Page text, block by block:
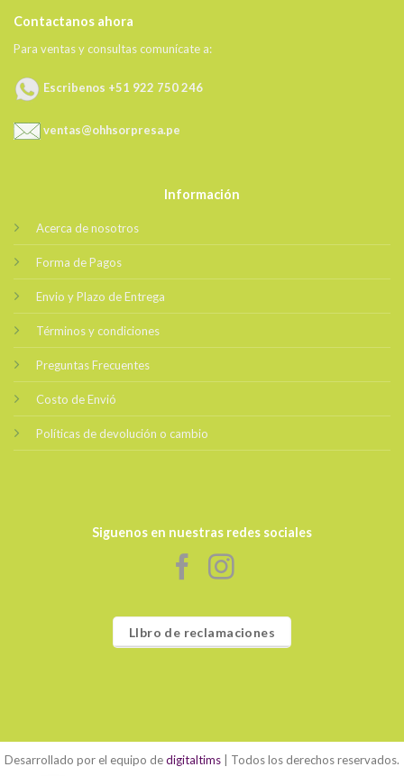
Contactanos ahora
Para ventas y consultas comunícate a:
Escribenos +51 922 750 246
ventas@ohhsorpresa.pe
Información
Acerca de nosotros
Forma de Pagos
Envio y Plazo de Entrega
Términos y condiciones
Preguntas Frecuentes
Costo de Envió
Políticas de devolución o cambio
Siguenos en nuestras redes sociales
LIbro de reclamaciones
Desarrollado por el equipo dedigitaltims | Todos los derechos reservados.